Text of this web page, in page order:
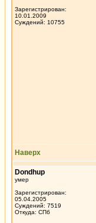
Зарегистрирован:
10.01.2009
Суждений: 10755
Наверх
Dondhup
умер
Зарегистрирован:
05.04.2005
Суждений: 7519
Откуда: СПб